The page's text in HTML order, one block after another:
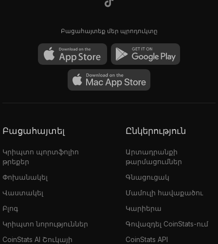
Բացահայտեք մեր պրոդուկտը
Բացահայտել
Կրիպտո պորտֆոլիո
թրեքեր
Փոխանակել
Վաստակել
Բլոգ
Կրիպտո նորություններ
CoinStats AI Շուկայի
Ընկերություն
Արտադրանքի
թարմացումներ
Գնացուցակ
Մամուլի հավաքածու
Կարիերա
Գովազդել CoinStats-ում
CoinStats API